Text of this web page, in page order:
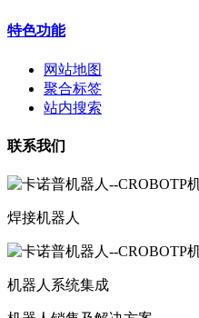
特色功能
网站地图
聚合标签
站内搜索
联系我们
焊接机器人
机器人系统集成